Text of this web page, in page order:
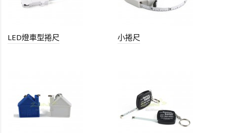
LED燈車型捲尺 小捲尺